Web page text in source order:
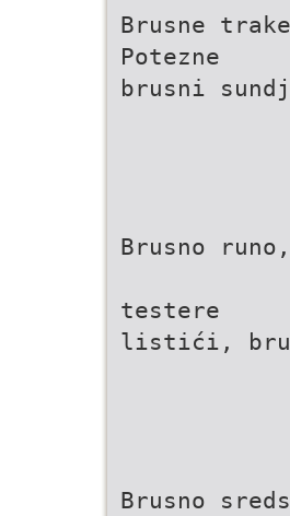
Brusne
Potezne
brusni
Brusno
testere
listići,
Brusno